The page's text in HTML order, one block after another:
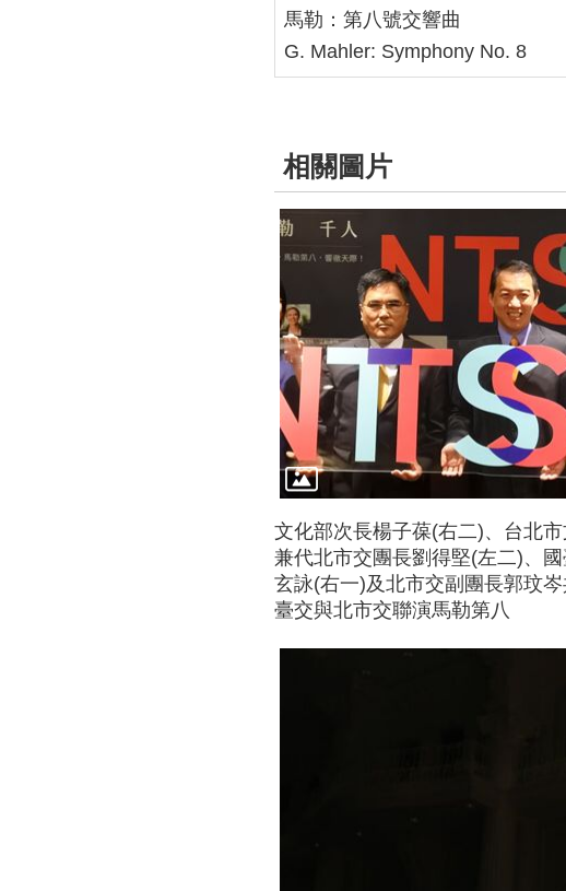
馬勒：第八號交響曲
G. Mahler: Symphony No. 8
相關圖片
文化部次長楊子葆(右二)、台北
兼代北市交團長劉得堅(左二)、國
玄詠(右一)及北市交副團長郭玟岑
臺交與北市交聯演馬勒第八